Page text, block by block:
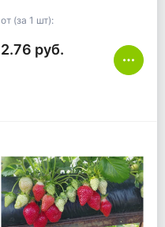
от (за 1 шт):
2.76 руб.